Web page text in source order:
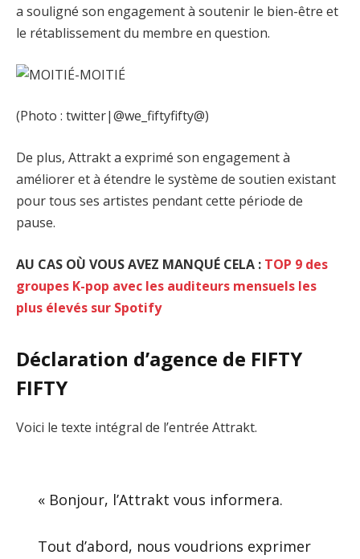
a souligné son engagement à soutenir le bien-être et
le rétablissement du membre en question.
(Photo : twitter|@we_fiftyfifty@)
De plus, Attrakt a exprimé son engagement à
améliorer et à étendre le système de soutien existant
pour tous ses artistes pendant cette période de
pause.
AU CAS OÙ VOUS AVEZ MANQUÉ CELA : TOP 9 des
groupes K-pop avec les auditeurs mensuels les
plus élevés sur Spotify
Déclaration d’agence de FIFTY
FIFTY
Voici le texte intégral de l’entrée Attrakt.
« Bonjour, l’Attrakt vous informera.
Tout d’abord, nous voudrions exprimer